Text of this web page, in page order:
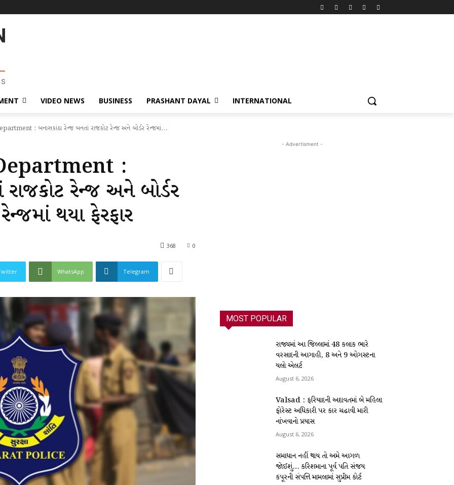
VIDEO NEWS BUSINESS PRASHANT DAYAL INTERNATIONAL
: બનાસકાંઠા રેન્જ બનતાં રાજકોટ રેન્જ અને બોર્ડર રેન્જમાં...
:
રેન્જ અને બોર્ડર
થયા ફેરફાર
0
368
WhatsApp Telegram
- Advertisment -
MOST POPULAR
રાજ્યમાં આ જિલ્લામાં 48 કલાક ભારે
વરસાદની આગાહી, 8 અને 9 ઓગસ્ટના
યલો એલર્ટ
August 6, 2026
Valsad : ફરિયાદની અદાવતમાં બે મહિલા
ફોરેસ્ટ અધિકારી પર કાર ચઢાવી મારી
નાંખવાનો પ્રયાસ
August 6, 2026
સમાધાન નહીં થાય તો અમે આગળ
જોઈશું… કરિશમાના પૂર્વ પતિ સંજય
કપૂરની સંપત્તિ મામલામાં સુપ્રીમ કોર્ટ